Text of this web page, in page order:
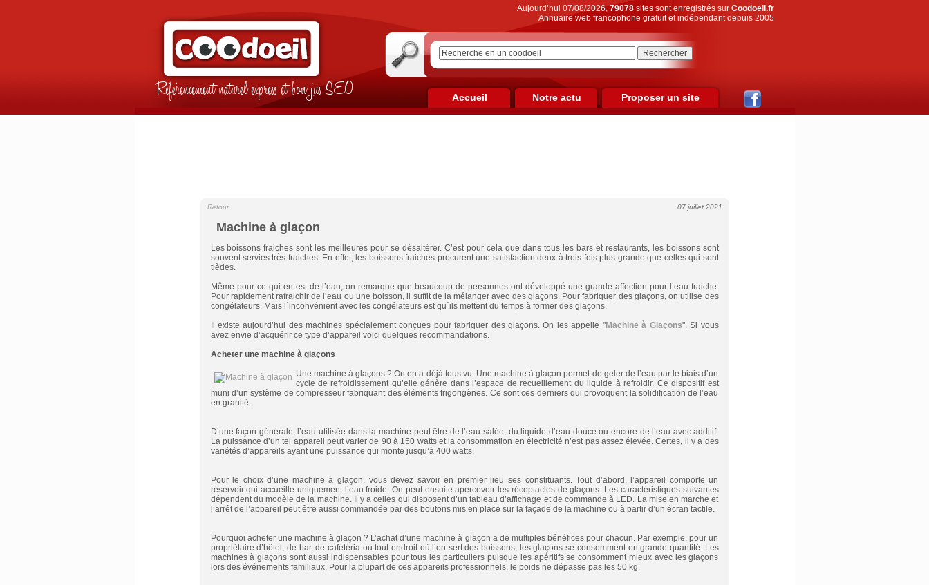
Référencement naturel express et bon jus SEO
Aujourd’hui 07/08/2026,79078sites sont enregistrés sur Coodoeil.fr
Annuaire web francophone gratuit et indépendant depuis 2005
Accueil Notre actu Proposer un site
Machine à glaçon
Retour 07 juillet 2021
Les boissons fraiches sont les meilleures pour se désaltérer. C’est pour cela que dans tous les bars et restaurants, les boissons sont
souvent servies très fraiches. En effet, les boissons fraiches procurent une satisfaction deux à trois fois plus grande que celles qui sont
tièdes.
Même pour ce qui en est de l’eau, on remarque que beaucoup de personnes ont développé une grande affection pour l’eau fraiche.
Pour rapidement rafraichir de l’eau ou une boisson, il suffit de la mélanger avec des glaçons. Pour fabriquer des glaçons, on utilise des
congélateurs. Mais l´inconvénient avec les congélateurs est qu´ils mettent du temps à former des glaçons.
Il existe aujourd’hui des machines spécialement conçues pour fabriquer des glaçons. On les appelle "Machine à Glaçons". Si vous
avez envie d’acquérir ce type d’appareil voici quelques recommandations.
Acheter une machine à glaçons
Une machine à glaçons ? On en a déjà tous vu. Une machine à glaçon permet de geler de l’eau par le biais d’un
cycle de refroidissement qu’elle génère dans l’espace de recueillement du liquide à refroidir. Ce dispositif est
muni d’un système de compresseur fabriquant des éléments frigorigènes. Ce sont ces derniers qui provoquent la solidification de l’eau
en granité.
D’une façon générale, l’eau utilisée dans la machine peut être de l’eau salée, du liquide d’eau douce ou encore de l’eau avec additif.
La puissance d’un tel appareil peut varier de 90 à 150 watts et la consommation en électricité n’est pas assez élevée. Certes, il y a des
variétés d’appareils ayant une puissance qui monte jusqu’à 400 watts.
Pour le choix d’une machine à glaçon, vous devez savoir en premier lieu ses constituants. Tout d’abord, l’appareil comporte un
réservoir qui accueille uniquement l’eau froide. On peut ensuite apercevoir les réceptacles de glaçons. Les caractéristiques suivantes
dépendent du modèle de la machine. Il y a celles qui disposent d’un tableau d’affichage et de commande à LED. La mise en marche et
l’arrêt de l’appareil peut être aussi commandée par des boutons mis en place sur la façade de la machine ou à partir d’un écran tactile.
Pourquoi acheter une machine à glaçon ? L’achat d’une machine à glaçon a de multiples bénéfices pour chacun. Par exemple, pour un
propriétaire d’hôtel, de bar, de cafétéria ou tout endroit où l’on sert des boissons, les glaçons se consomment en grande quantité. Les
machines à glaçons sont aussi indispensables pour tous les particuliers puisque les apéritifs se consomment mieux avec les glaçons
lors des événements familiaux. Pour la plupart de ces appareils professionnels, le poids ne dépasse pas les 50 kg.